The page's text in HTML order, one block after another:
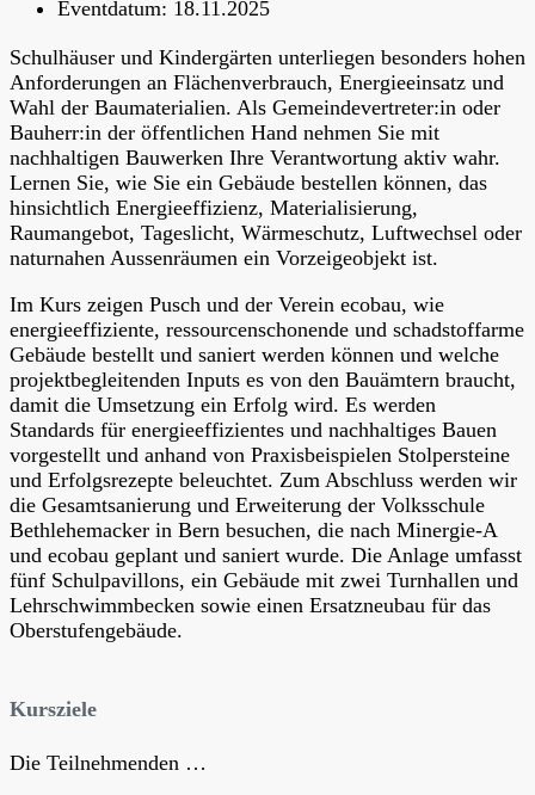
Eventdatum: 18.11.2025
Schulhäuser und Kindergärten unterliegen besonders hohen
Anforderungen an Flächenverbrauch, Energieeinsatz und
Wahl der Baumaterialien. Als Gemeindevertreter:in oder
Bauherr:in der öffentlichen Hand nehmen Sie mit
nachhaltigen Bauwerken Ihre Verantwortung aktiv wahr.
Lernen Sie, wie Sie ein Gebäude bestellen können, das
hinsichtlich Energieeffizienz, Materialisierung,
Raumangebot, Tageslicht, Wärmeschutz, Luftwechsel oder
naturnahen Aussenräumen ein Vorzeigeobjekt ist.
Im Kurs zeigen Pusch und der Verein ecobau, wie
energieeffiziente, ressourcenschonende und schadstoffarme
Gebäude bestellt und saniert werden können und welche
projektbegleitenden Inputs es von den Bauämtern braucht,
damit die Umsetzung ein Erfolg wird. Es werden
Standards für energieeffizientes und nachhaltiges Bauen
vorgestellt und anhand von Praxisbeispielen Stolpersteine
und Erfolgsrezepte beleuchtet. Zum Abschluss werden wir
die Gesamtsanierung und Erweiterung der Volksschule
Bethlehemacker in Bern besuchen, die nach Minergie-A
und ecobau geplant und saniert wurde. Die Anlage umfasst
fünf Schulpavillons, ein Gebäude mit zwei Turnhallen und
Lehrschwimmbecken sowie einen Ersatzneubau für das
Oberstufengebäude.
Kursziele
Die Teilnehmenden …